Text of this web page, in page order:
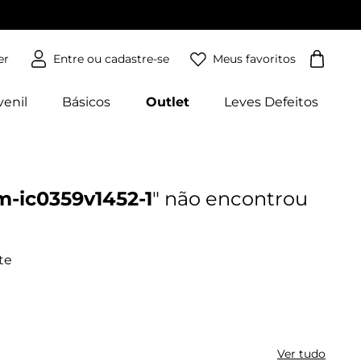
Meus favoritos
Básicos Outlet Leves Defeitos
1
Ver tudo